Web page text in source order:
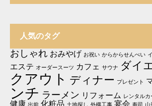
人気のタグ
おしゃれ おみやげ お祝い からからせんべい
エステ オーダースーツ カフェ サウナ ダイ
クアウト ディナー プレゼント
ンチ ラーメン リフォーム レンタルカ
健康 出前 化粧品 土地探し 外構工事 宴会 寿司 山